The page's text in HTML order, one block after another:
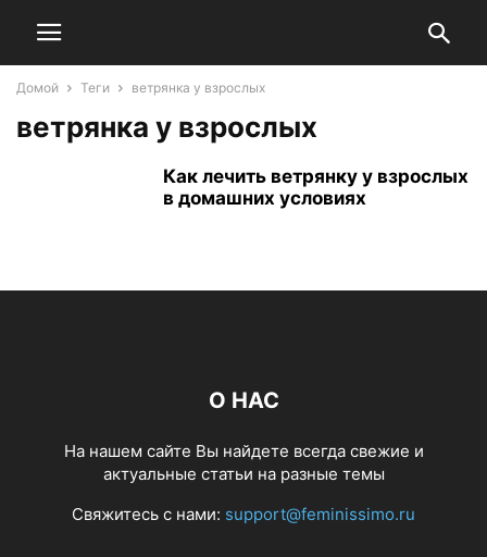
Домой Теги ветрянка у взрослых
ветрянка у взрослых
Как лечить ветрянку у взрослых
в домашних условиях
О НАС
На нашем сайте Вы найдете всегда свежие и
актуальные статьи на разные темы
Свяжитесь с нами: support@feminissimo.ru